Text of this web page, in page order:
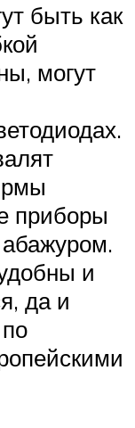
быть как
могут
приборы
и
да и